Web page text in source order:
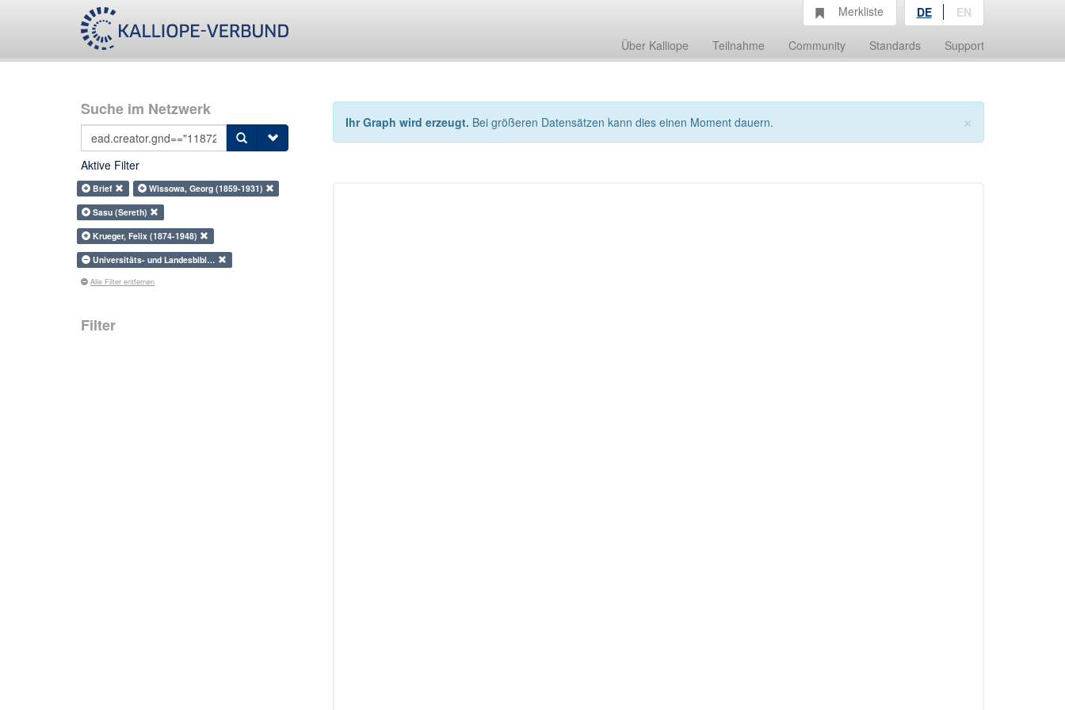
Über Kalliope Teilnahme Community Standards Support
Merkliste DE EN
Suche im Netzwerk
Aktive Filter
Brief
Wissowa, Georg (1859-1931)
Sasu (Sereth)
Krueger, Felix (1874-1948)
Universitäts- und Landesbibl…
Alle Filter entfernen
Filter
×
Ihr Graph wird erzeugt. Bei größeren Datensätzen kann dies einen Moment dauern.